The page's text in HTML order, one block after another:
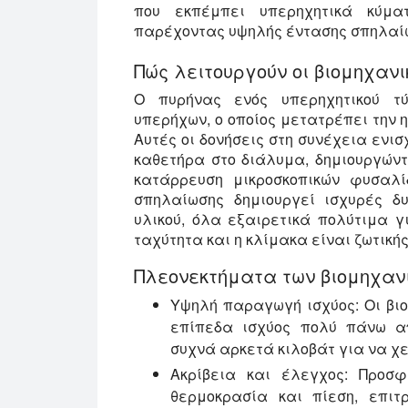
που εκπέμπει υπερηχητικά
παρέχοντας υψηλής έντασης
Πώς λειτουργούν οι
Ο πυρήνας ενός υπερηχητικού
υπερήχων, ο οποίος μετατρέπει την
Αυτές οι δονήσεις στη συνέχεια
καθετήρα στο διάλυμα,
κατάρρευση μικροσκοπικών
σπηλαίωσης δημιουργεί ισχυρές
υλικού, όλα εξαιρετικά
ταχύτητα και η κλίμακα είναι
Πλεονεκτήματα των
Υψηλή παραγωγή ισχύος: Οι
επίπεδα ισχύος πολύ πάνω
συχνά αρκετά κιλοβάτ για να
Ακρίβεια και έλεγχος:
θερμοκρασία και πίεση,